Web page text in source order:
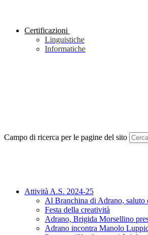
Certificazioni
Linguistiche
Informatiche
Campo di ricerca per le pagine del sito
Attività A.S. 2024-25
Al Branchina di Adrano, saluto
Festa della creatività
Adrano, Brigida Morsellino
Adrano incontra Manolo